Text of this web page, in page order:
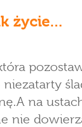
życie...
na
nie